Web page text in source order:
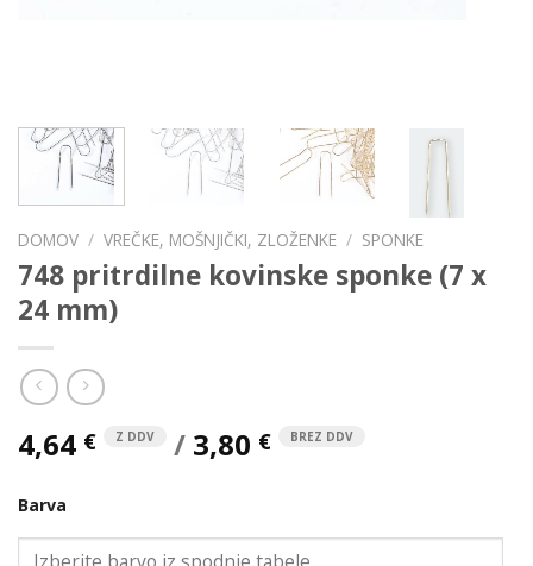
DOMOV / VREČKE, MOŠNJIČKI, ZLOŽENKE / SPONKE
748 pritrdilne kovinske sponke (7 x
24 mm)
4,64 € Z DDV / 3,80 € BREZ DDV
Barva